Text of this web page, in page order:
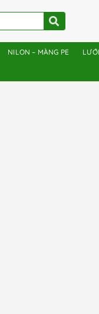
NILON – MÀNG PE